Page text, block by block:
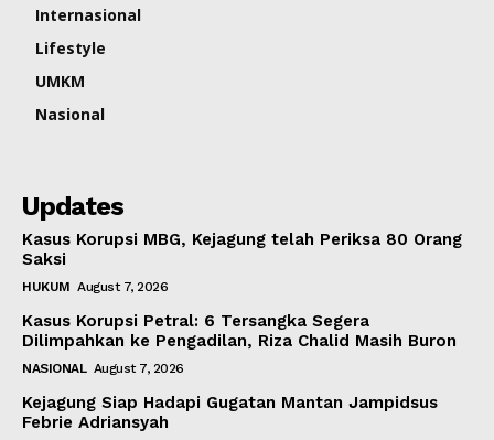
Internasional
Lifestyle
UMKM
Nasional
Updates
Kasus Korupsi MBG, Kejagung telah Periksa 80 Orang
Saksi
HUKUM August 7, 2026
Kasus Korupsi Petral: 6 Tersangka Segera
Dilimpahkan ke Pengadilan, Riza Chalid Masih Buron
NASIONAL August 7, 2026
Kejagung Siap Hadapi Gugatan Mantan Jampidsus
Febrie Adriansyah